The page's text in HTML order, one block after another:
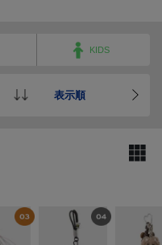
KIDS
表示順